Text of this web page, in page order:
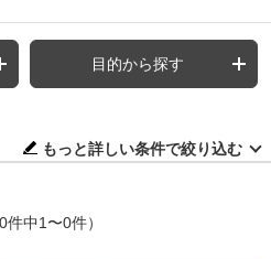
目的から探す
もっと詳しい条件で絞り込む
0件中1〜0件）